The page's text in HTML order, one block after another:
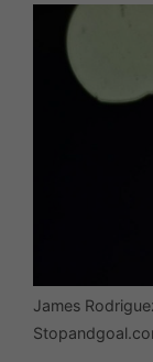
James